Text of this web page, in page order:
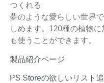
つくれる
夢のような愛らしい世界
しめます。120種の植物
も使うことができます。
製品紹介ページ
PS Storeの欲しいリスト